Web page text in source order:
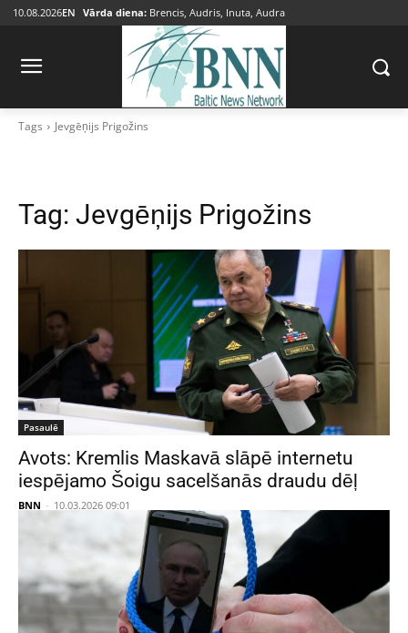
10.08.2026EN Vārda diena: Brencis, Audris, Inuta, Audra
Tags Jevgēņijs Prigožins
Tag: Jevgēņijs Prigožins
Pasaulē
Avots: Kremlis Maskavā slāpē internetu
iespējamo Šoigu sacelšanās draudu dēļ
BNN - 10.03.2026 09:01